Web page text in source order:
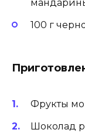
100 г
Фрукты
Шоколад